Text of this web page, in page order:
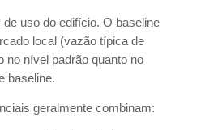
uso do edifício. O baseline
local (vazão típica de
nível padrão quanto no
baseline.
geralmente combinam: